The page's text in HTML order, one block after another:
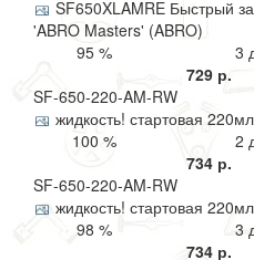
SF650XLAMRE Быстрый
'ABRO Masters' (ABRO)
95 %
3
729 р.
SF-650-220-AM-RW
жидкость! стартовая
100 %
2
734 р.
SF-650-220-AM-RW
жидкость! стартовая
98 %
3
734 р.